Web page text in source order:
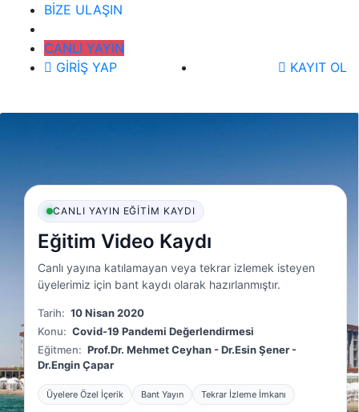
BİZE ULAŞIN
CANLI YAYIN
GİRİŞ YAP
KAYIT OL
CANLI YAYIN EĞITIM KAYDI
Eğitim Video Kaydı
Canlı yayına katılamayan veya tekrar izlemek isteyen
üyelerimiz için bant kaydı olarak hazırlanmıştır.
Tarih: 10 Nisan 2020
Konu: Covid-19 Pandemi Değerlendirmesi
Eğitmen: Prof.Dr. Mehmet Ceyhan - Dr.Esin Şener -
Dr.Engin Çapar
Üyelere Özel İçerik Bant Yayın Tekrar İzleme İmkanı